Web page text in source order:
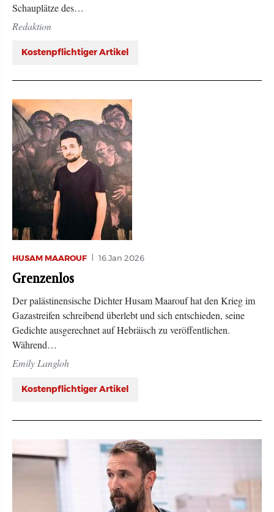
Schauplätze des…
Redaktion
Kostenpflichtiger Artikel
HUSAM MAAROUF 16.Jan 2026
Grenzenlos
Der palästinensische Dichter Husam Maarouf hat den Krieg im
Gazastreifen schreibend überlebt und sich entschieden, seine
Gedichte ausgerechnet auf Hebräisch zu veröffentlichen.
Während…
Emily Langloh
Kostenpflichtiger Artikel